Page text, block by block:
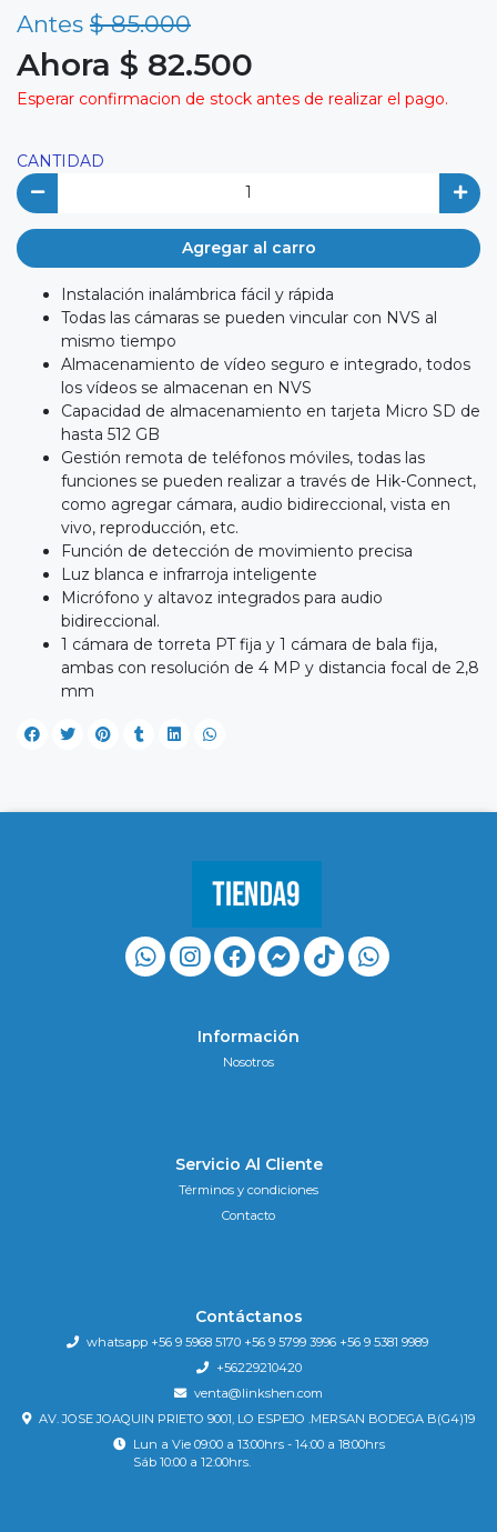
Antes $ 85.000
Ahora $ 82.500
Esperar confirmacion de stock antes de realizar el pago.
CANTIDAD
Agregar al carro
Instalación inalámbrica fácil y rápida
Todas las cámaras se pueden vincular con NVS al
mismo tiempo
Almacenamiento de vídeo seguro e integrado, todos
los vídeos se almacenan en NVS
Capacidad de almacenamiento en tarjeta Micro SD de
hasta 512 GB
Gestión remota de teléfonos móviles, todas las
funciones se pueden realizar a través de Hik-Connect,
como agregar cámara, audio bidireccional, vista en
vivo, reproducción, etc.
Función de detección de movimiento precisa
Luz blanca e infrarroja inteligente
Micrófono y altavoz integrados para audio
bidireccional.
1 cámara de torreta PT fija y 1 cámara de bala fija,
ambas con resolución de 4 MP y distancia focal de 2,8
mm
Información
Nosotros
Servicio Al Cliente
Términos y condiciones
Contacto
Contáctanos
whatsapp +56 9 5968 5170 +56 9 5799 3996 +56 9 5381 9989
+56229210420
venta@linkshen.com
AV. JOSE JOAQUIN PRIETO 9001, LO ESPEJO .MERSAN BODEGA B(G4)19
Lun a Vie 09:00 a 13:00hrs - 14:00 a 18:00hrs
Sáb 10:00 a 12:00hrs.